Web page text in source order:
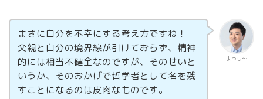
よっし～
まさに自分を不幸にする考え方ですね！
父親と自分の境界線が引けておらず、精神
的には相当不健全なのですが、そのせいと
いうか、そのおかげで哲学者として名を残
すことになるのは皮肉なものです。